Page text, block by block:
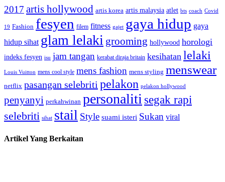
2017 artis hollywood artis korea artis malaysia atlet bts coach Covid
19 Fashion fesyen filem fitness gajet gaya hidup gaya
hidup sihat glam lelaki grooming hollywood horologi
indeks fesyen isu jam tangan kerabat diraja britain kesihatan lelaki
Louis Vuitton mens cool style mens fashion mens styling menswear
netflix pasangan selebriti pelakon pelakon hollywood
penyanyi perkahwinan personalitisegak rapi
selebriti sihat stail Style suami isteri Sukan viral
Artikel Yang Berkaitan